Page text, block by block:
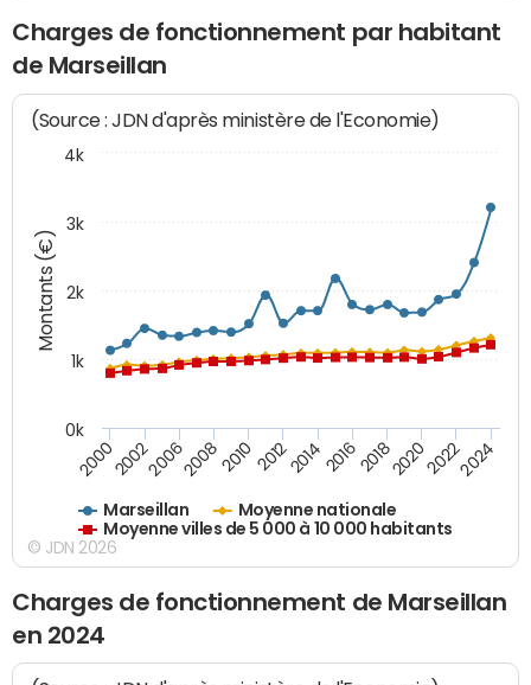
Charges de fonctionnement par habitant
de Marseillan
Montants (€)
(Source : JDN d'après ministère de l'Economie)
Marseillan
Moyenne nationale
Moyenne villes de 5 000 à 10 000 habitants
20002002200620082010 2012201420162018202020222024
0k
1k
2k
3k
4k
© JDN 2026
Charges de fonctionnement de Marseillan
en 2024